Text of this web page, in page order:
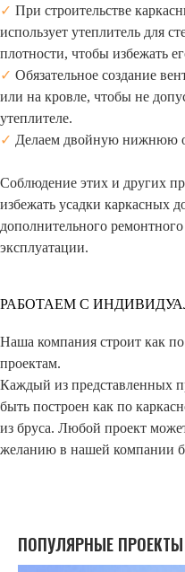
✓ При строительстве
использует утеплитель для
плотности, чтобы избежать
✓ Обязательное создание
или на кровле, чтобы не
утеплителе.
✓ Делаем двойную нижнюю
Соблюдение этих и других
избежать усадки каркасных
дополнительного
эксплуатации.
РАБОТАЕМ С
Наша компания строит как
проектам.
Каждый из представленных
быть построен как по
из бруса. Любой проект
желанию в нашей компании
ПОПУЛЯРНЫЕ ПРОЕКТЫ